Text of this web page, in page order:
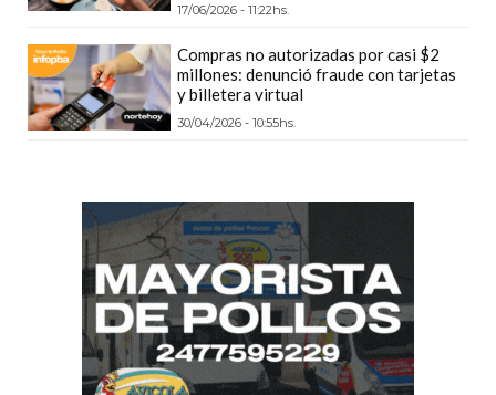
SUPLEMENTOS
DEPORTIVOS
EN
PERGAMINO:
DÓNDE
CREATINA
ENTRENO
ASESORAMIENTO
PROFESIONAL
17/06/2026 - 11:22hs.
Compras no autorizadas por casi $2
millones: denunció fraude con tarjetas
y billetera virtual
30/04/2026 - 10:55hs.